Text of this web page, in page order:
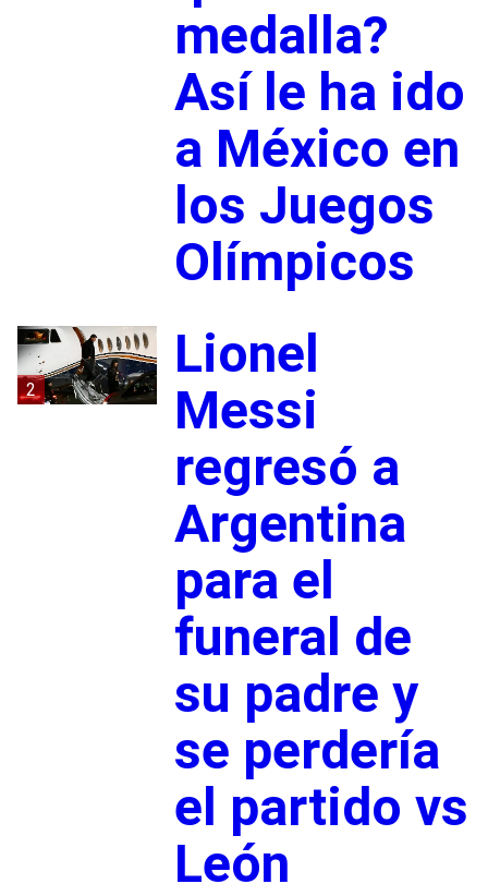
medalla?
Así le ha ido
a México en
los Juegos
Olímpicos
2
Lionel
Messi
regresó a
Argentina
para el
funeral de
su padre y
se perdería
el partido vs
León